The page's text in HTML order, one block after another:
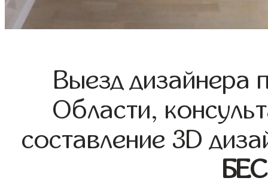
Выезд дизайнера
Области,
составление 3D